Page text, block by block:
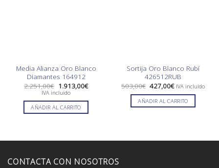
Media Alianza Oro Blanco
Diamantes 164912
2.251,00€ El
precio
original
era:
2.251,00€.
1.913,00€El
precio
es:
IVA incluido
AÑADIR AL CARRITO
Sortija Oro Blanco Rubí
426512RUB
503,00€ El
precio
original
era:
503,00€.
427,00€El
precio
actual
es:
427,00€.
IVA incluido
AÑADIR AL CARRITO
CONTACTA CON NOSOTROS